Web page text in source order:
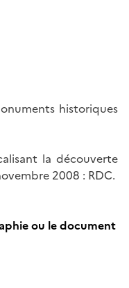
historiques
la découverte
2008 : RDC.
ou le document